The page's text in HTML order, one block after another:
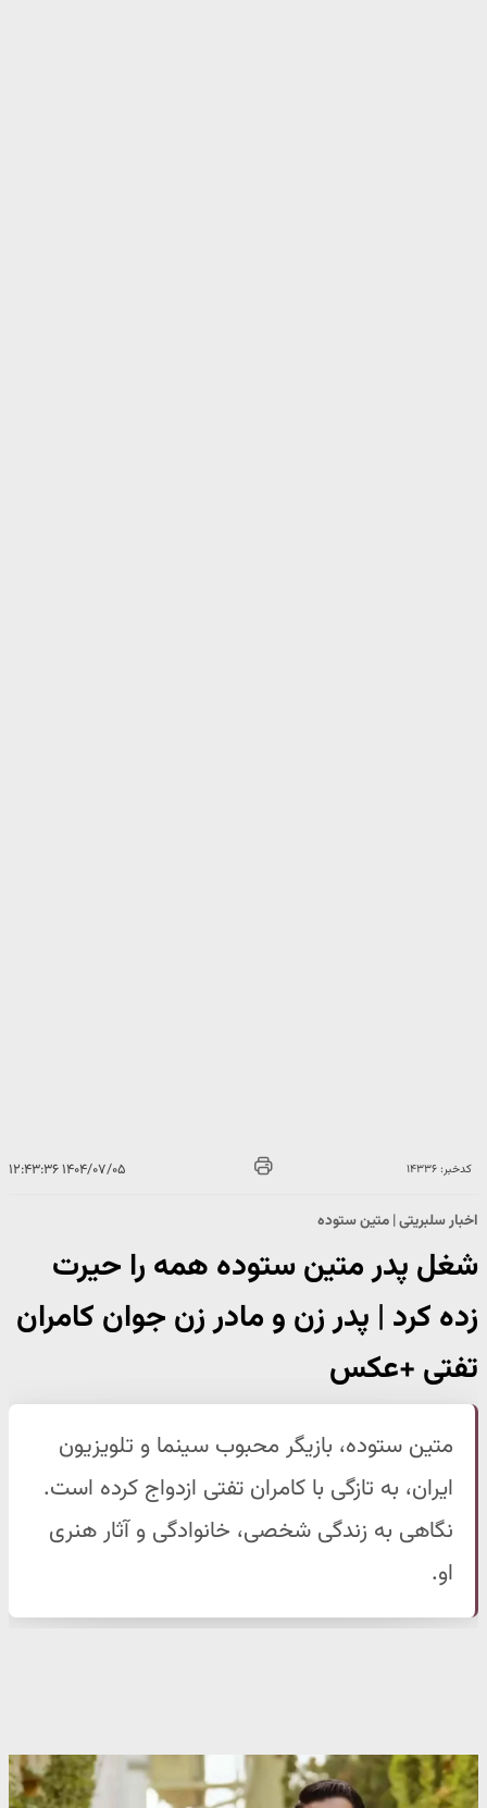
کدخبر: ۱۴۳۳۶ ۱۴۰۴/۰۷/۰۵ ۱۲:۴۳:۳۶
اخبار سلبریتی | متین ستوده
شغل پدر متین ستوده همه را حیرت
زده کرد | پدر زن و مادر زن جوان کامران
تفتی +عکس
متین ستوده، بازیگر محبوب سینما و تلویزیون
ایران، به تازگی با کامران تفتی ازدواج کرده است.
نگاهی به زندگی شخصی، خانوادگی و آثار هنری
او.